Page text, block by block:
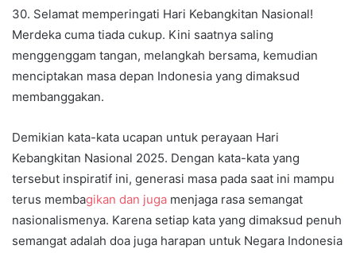
30. Selamat memperingati Hari Kebangkitan Nasional!
Merdeka cuma tiada cukup. Kini saatnya saling
menggenggam tangan, melangkah bersama, kemudian
menciptakan masa depan Indonesia yang dimaksud
membanggakan.
Demikian kata-kata ucapan untuk perayaan Hari
Kebangkitan Nasional 2025. Dengan kata-kata yang
tersebut inspiratif ini, generasi masa pada saat ini mampu
terus membagikan dan juga menjaga rasa semangat
nasionalismenya. Karena setiap kata yang dimaksud penuh
semangat adalah doa juga harapan untuk Negara Indonesia